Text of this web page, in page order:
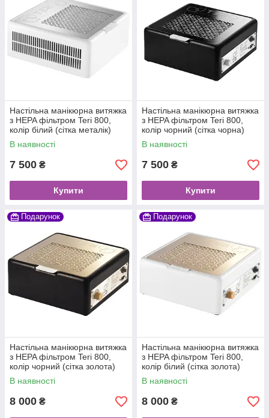
Настільна манікюрна витяжка
з HEPA фільтром Teri 800,
колір білий (сітка металік)
В наявності
7 500 ₴
Купити
Настільна манікюрна витяжка
з HEPA фільтром Teri 800,
колір чорний (сітка чорна)
В наявності
7 500 ₴
Купити
Подарунок
Настільна манікюрна витяжка
з HEPA фільтром Teri 800,
колір чорний (сітка золота)
В наявності
8 000 ₴
Подарунок
Настільна манікюрна витяжка
з HEPA фільтром Teri 800,
колір білий (сітка золота)
В наявності
8 000 ₴